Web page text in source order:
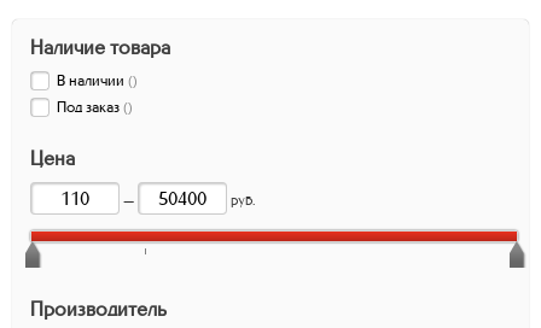
Наличие товара
В наличии ()
Под заказ ()
Цена
— руб.
Производитель